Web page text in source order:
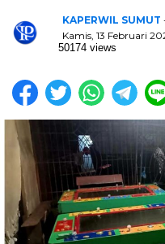
KAPERWIL SUMUT
Kamis, 13 Februari
50174 views